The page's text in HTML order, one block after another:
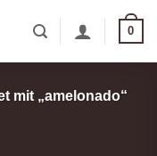
0
mit „amelonado“